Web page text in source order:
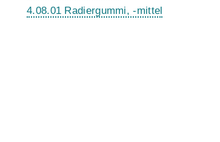
4.08.01 Radiergummi, -mittel